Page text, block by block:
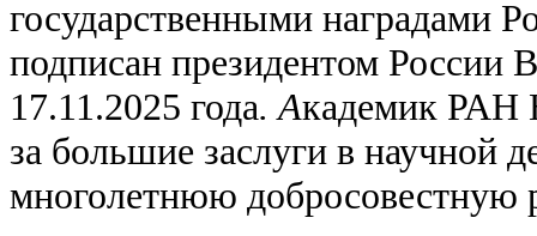
государственными наградами
подписан президентом
17.11.2025 года. Академик РАН
за большие заслуги в научной
многолетнюю добросовестную